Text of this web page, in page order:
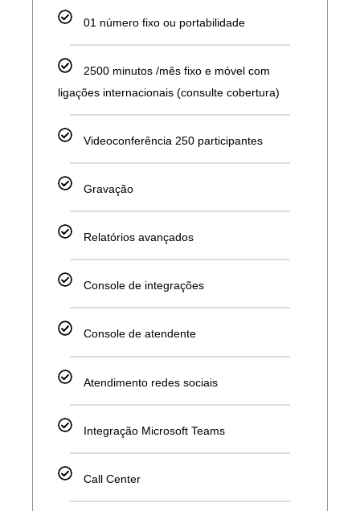
01 número fixo ou portabilidade
2500 minutos /mês fixo e móvel com
ligações internacionais (consulte cobertura)
Videoconferência 250 participantes
Gravação
Relatórios avançados
Console de integrações
Console de atendente
Atendimento redes sociais
Integração Microsoft Teams
Call Center